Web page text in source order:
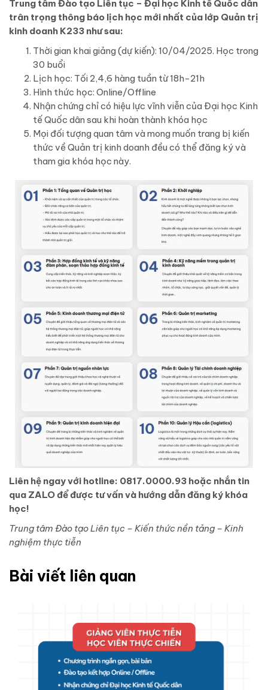
Trung tâm Đào tạo Liên tục – Đại học Kinh tế Quốc dân
trân trọng thông báo lịch học mới nhất của lớp Quản trị
kinh doanh K233 như sau:
Thời gian khai giảng (dự kiến): 10/04/2025. Học trong
30 buổi
Lịch học: Tối 2,4,6 hàng tuần từ 18h-21h
Hình thức học: Online/Offline
Nhận chứng chỉ có hiệu lực vĩnh viễn của Đại học Kinh
tế Quốc dân sau khi hoàn thành khóa học
Mọi đối tượng quan tâm và mong muốn trang bị kiến
thức về Quản trị kinh doanh đều có thể đăng ký và
tham gia khóa học này.
Liên hệ ngay với hotline: 0817.0000.93 hoặc nhắn tin
qua ZALO để được tư vấn và hướng dẫn đăng ký khóa
học!
Trung tâm Đào tạo Liên tục – Kiến thức nền tảng – Kinh
nghiệm thực tiễn
Bài viết liên quan